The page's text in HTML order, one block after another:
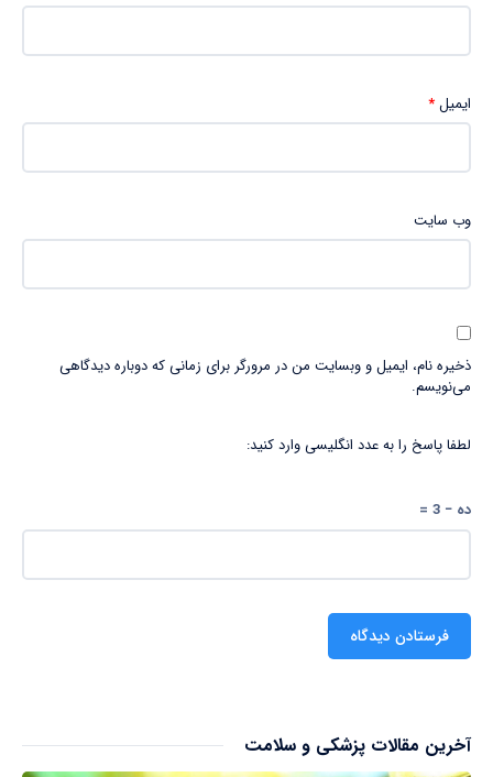
ایمیل*
وب‌ سایت
ذخیره نام، ایمیل و وبسایت من در مرورگر برای زمانی که دوباره دیدگاهی
می‌نویسم.
لطفا پاسخ را به عدد انگلیسی وارد کنید:
ده − 3 =
آخرین مقالات پزشکی و سلامت